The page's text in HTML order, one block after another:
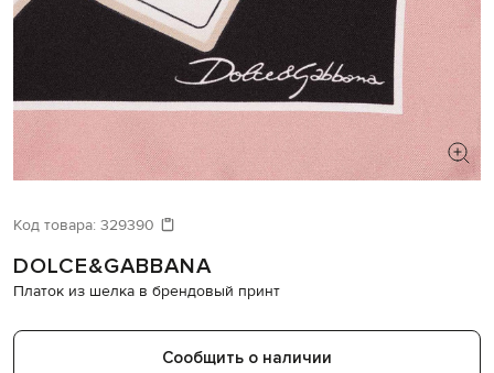
Код товара: 329390
DOLCE&GABBANA
Платок из шелка в брендовый принт
Сообщить о наличии